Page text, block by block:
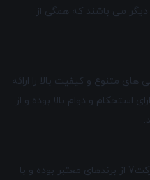
دیگر می باشند که همگی از
های متنوع و کیفیت بالا را ارائه
استحکام و دوام بالا بوده و از
موس و کیبورد‌های ارائه شده توسط مارکت7 از برندهای معتبر بوده و با